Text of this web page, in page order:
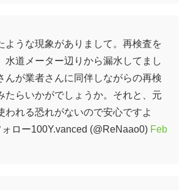
ような現象がありまして。再検査を
水道メーター辺りから漏水してまし
んが業者さんに同伴しながらの再検
たらいかがでしょうか。それと、元
われる恐れがないので安心ですよ
ロー100Y.vanced (@ReNaao0) Feb